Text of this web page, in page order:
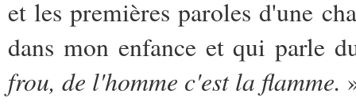
et les premières paroles d'une
dans mon enfance et qui parle
frou, de l'homme c'est la flamme.